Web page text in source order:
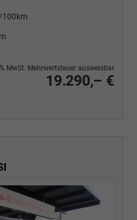
100km
19.290,– €
MwSt. Mehrwertsteuer ausweisbar